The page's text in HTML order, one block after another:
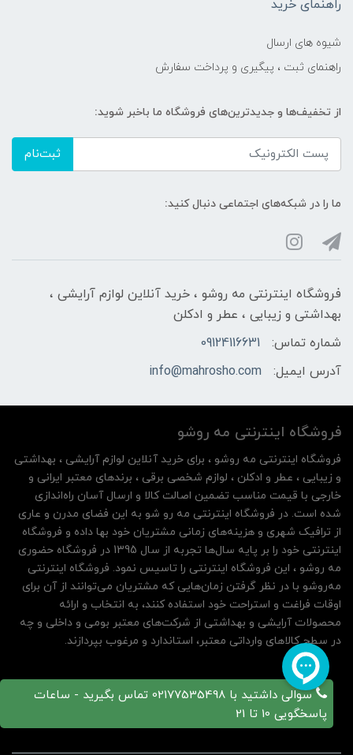
راهنمای خرید
شیوه های ارسال
راهنمای ثبت ، پیگیری و پرداخت سفارش
از تخفیف‌ها و جدیدترین‌های فروشگاه ما باخبر شوید:
ثبت‌نام
ما را در شبکه‌های اجتماعی دنبال کنید:
فروشگاه اینترنتی مه‌ رو‌شو ، خرید آنلاین لوازم آرایشی ،
بهداشتی و زیبایی ، عطر و ادکلن
شماره تماس:
09124116631
آدرس ایمیل:
info@mahrosho.com
سوالی داشتید با 02177535498 تماس بگیرید - ساعات
پاسخگویی 10 تا 21
فروشگاه اینترنتی مه‌ رو‌شو
فروشگاه اینترنتی مه‌ رو‌شو ، برای خرید آنلاین لوازم آرایشی ، بهداشتی
و زیبایی ، عطر و ادکلن ، لوازم شخصی برقی ، برندهای معتبر ایرانی و
خارجی با قیمت مناسب تضمین اصالت کالا و ارسال آسان راه‌اندازی
شده است. در فروشگاه اینترنتی مه رو شو به این فضای مدرن و عاری
از ترافیک شهری و هزینه‌های زمانی مشتریان خود بها داده و فروشگاه
اینترنتی خود را بر پایه سال‌ها تجربه از سال 1395 در فروشگاه حضوری
مه روشو ، این فروشگاه اینترنتی را تاسیس نمود. فروشگاه اینترنتی
مه‌رو‌شو با در نظر گرفتن زمان‌هایی که مشتریان می‌توانند از آن‌ برای
اوقات فراغت و استراحت خود استفاده کنند، به انتخاب و ارائه
محصولات آرایشی و بهداشتی از شرکت‌های معتبر بومی و داخلی و چه
در سطح کالاهای وارداتی معتبر، استاندارد و مرغوب بپردازند.